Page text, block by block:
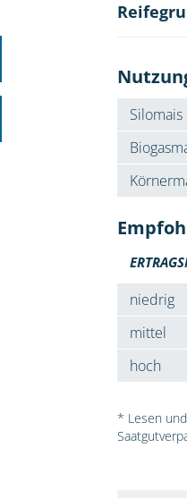
Silomais
niedrig
mittel
hoch
* Lesen